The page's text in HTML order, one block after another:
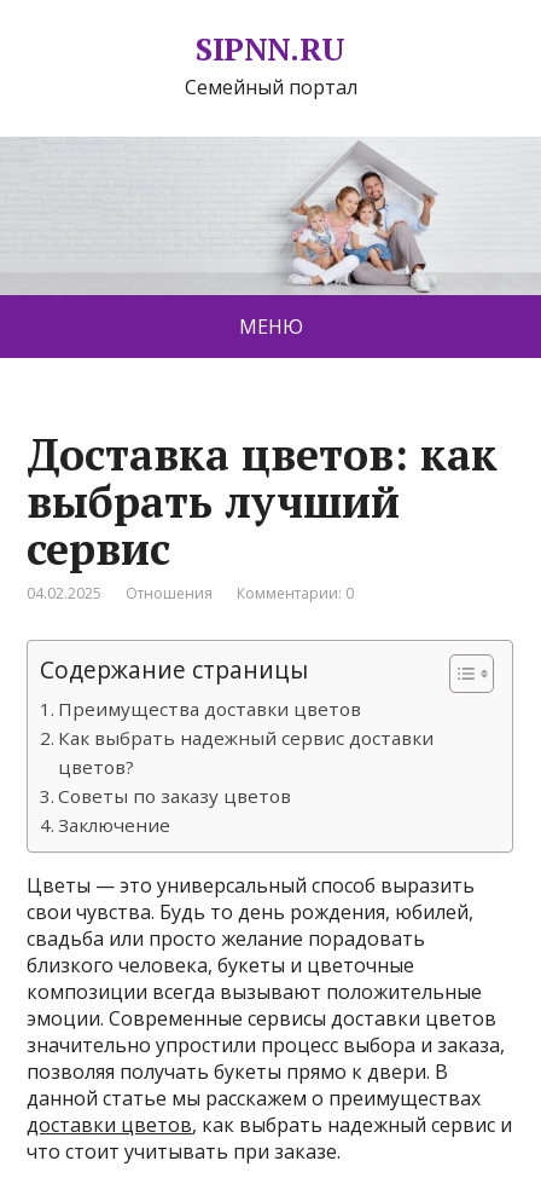
SIPNN.RU
Семейный портал
МЕНЮ
Доставка цветов: как
выбрать лучший
сервис
04.02.2025 Отношения Комментарии: 0
Содержание страницы
Преимущества доставки цветов
Как выбрать надежный сервис доставки
цветов?
Советы по заказу цветов
Заключение
Цветы — это универсальный способ выразить
свои чувства. Будь то день рождения, юбилей,
свадьба или просто желание порадовать
близкого человека, букеты и цветочные
композиции всегда вызывают положительные
эмоции. Современные сервисы доставки цветов
значительно упростили процесс выбора и заказа,
позволяя получать букеты прямо к двери. В
данной статье мы расскажем о преимуществах
доставки цветов, как выбрать надежный сервис и
что стоит учитывать при заказе.